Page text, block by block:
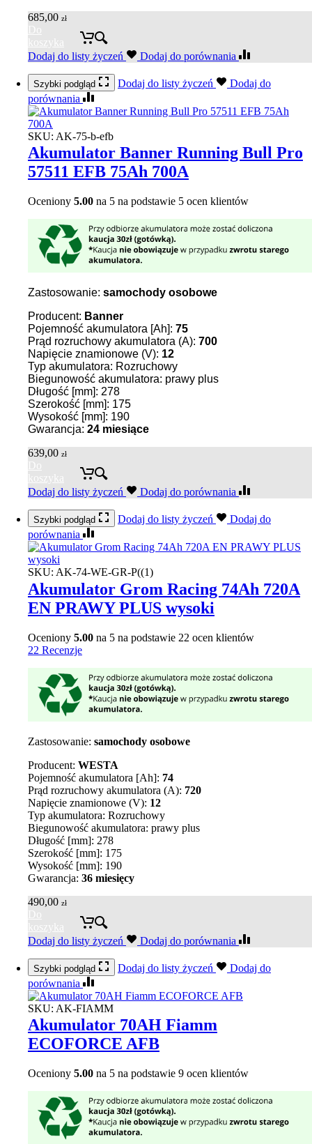
685,00 zł
Do
koszyka
Dodaj do listy życzeń
Dodaj do porównania
Szybki podgląd Dodaj do listy życzeń
Dodaj do
porównania
SKU: AK-75-b-efb
Akumulator Banner Running Bull Pro
57511 EFB 75Ah 700A
Oceniony 5.00 na 5 na podstawie 5 ocen klientów
Zastosowanie: samochody osobowe
Producent: Banner
Pojemność akumulatora [Ah]: 75
Prąd rozruchowy akumulatora (A): 700
Napięcie znamionowe (V): 12
Typ akumulatora: Rozruchowy
Biegunowość akumulatora: prawy plus
Długość [mm]: 278
Szerokość [mm]: 175
Wysokość [mm]: 190
Gwarancja: 24 miesiące
639,00 zł
Do
koszyka
Dodaj do listy życzeń
Dodaj do porównania
Szybki podgląd Dodaj do listy życzeń
Dodaj do
porównania
SKU: AK-74-WE-GR-P((1)
Akumulator Grom Racing 74Ah 720A
EN PRAWY PLUS wysoki
Oceniony 5.00 na 5 na podstawie 22 ocen klientów
22 Recenzje
Zastosowanie: samochody osobowe
Producent: WESTA
Pojemność akumulatora [Ah]: 74
Prąd rozruchowy akumulatora (A): 720
Napięcie znamionowe (V): 12
Typ akumulatora: Rozruchowy
Biegunowość akumulatora: prawy plus
Długość [mm]: 278
Szerokość [mm]: 175
Wysokość [mm]: 190
Gwarancja: 36 miesięcy
490,00 zł
Do
koszyka
Dodaj do listy życzeń
Dodaj do porównania
Szybki podgląd Dodaj do listy życzeń
Dodaj do
porównania
SKU: AK-FIAMM
Akumulator 70AH Fiamm
ECOFORCE AFB
Oceniony 5.00 na 5 na podstawie 9 ocen klientów